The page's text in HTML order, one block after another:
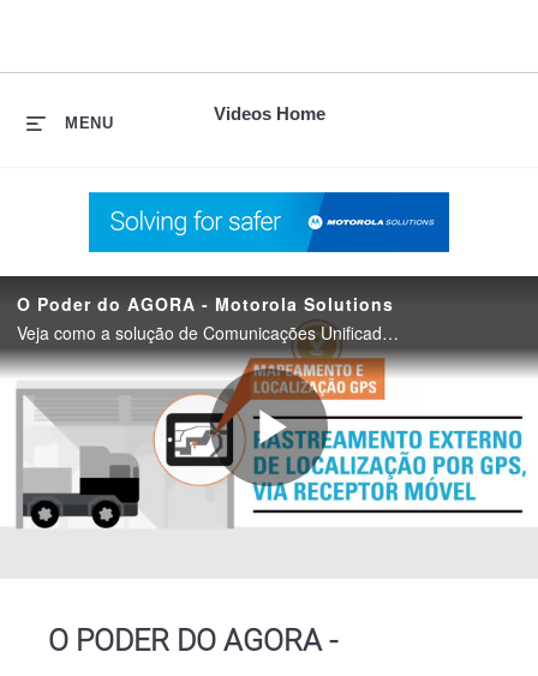
Videos Home
MENU
O Poder do AGORA - Motorola Solutions
Veja como a solução de Comunicações Unificadas para Equipes de Trabalho da Motorola Solutions permite que o pessoal da fábrica possa colaborar entre eles de qualquer localização, dispositivo ou rede, e com um maior nível de inteligência.
Play
O PODER DO AGORA -